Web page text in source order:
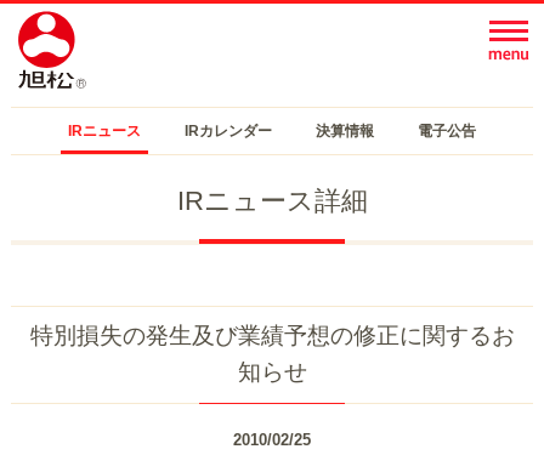
IRニュース IRカレンダー 決算情報 電子公告
IRニュース詳細
特別損失の発生及び業績予想の修正に関するお
知らせ
2010/02/25